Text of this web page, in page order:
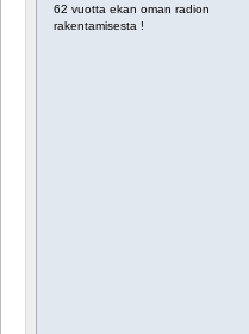
62 vuotta ekan oman radion
rakentamisesta !